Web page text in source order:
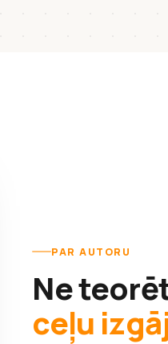
PAR AUTORU
Ne
ceļu